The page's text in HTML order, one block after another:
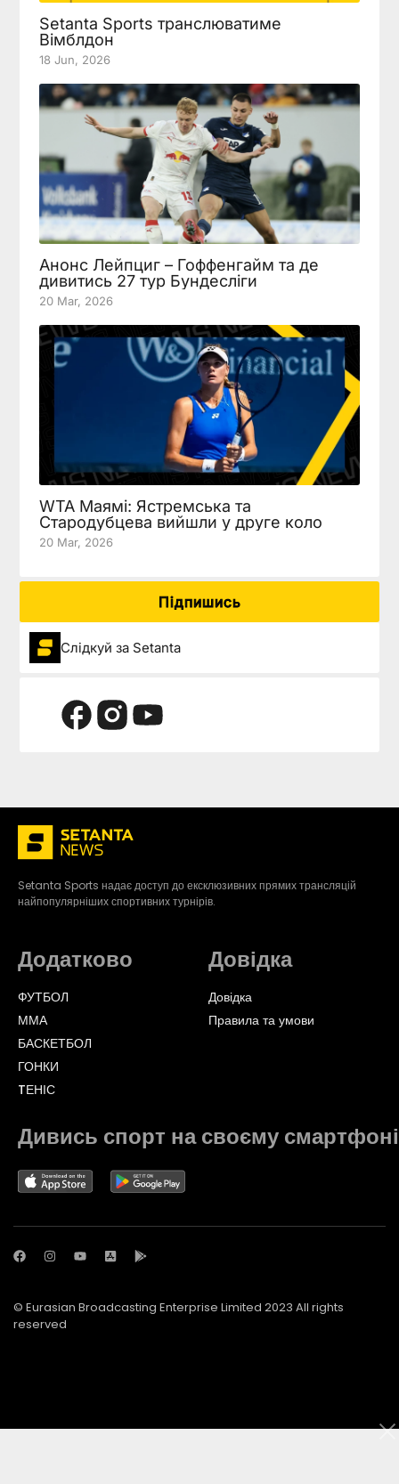
Setanta Sports транслюватиме
Вімблдон
18 Jun, 2026
Анонс Лейпциг – Гоффенгайм та де
дивитись 27 тур Бундесліги
20 Mar, 2026
WTA Маямі: Ястремська та
Стародубцева вийшли у друге коло
20 Mar, 2026
Підпишись
Слідкуй за Setanta
Setanta Sports надає доступ до ексклюзивних прямих трансляцій
найпопулярніших спортивних турнірів.
Додатково
ФУТБОЛ
ММА
БАСКЕТБОЛ
ГОНКИ
TЕНІС
Довідка
Довідка
Правила та умови
Дивись спорт на своєму смартфоні
© Eurasian Broadcasting Enterprise Limited 2023 All rights
reserved